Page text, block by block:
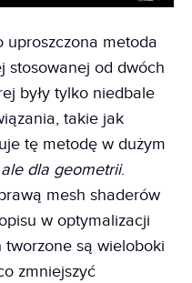
uproszczona metoda
stosowanej od dwóch
były tylko niedbale
takie jak
tę metodę w dużym
dla geometrii.
mesh shaderów
w optymalizacji
są wieloboki
zmniejszyć